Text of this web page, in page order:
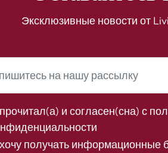
Эксклюзивные новости от
и согласен(сна) с
получать информационные